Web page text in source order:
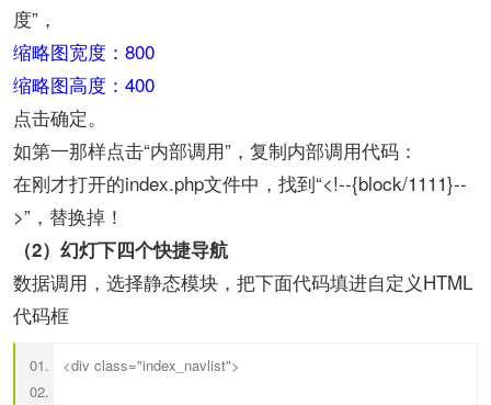
度”，
缩略图宽度：800
缩略图高度：400
点击确定。
如第一那样点击“内部调用”，复制内部调用代码：
在刚才打开的index.php文件中，找到“<!--{block/1111}--
>”，替换掉！
（2）幻灯下四个快捷导航
数据调用，选择静态模块，把下面代码填进自定义HTML
代码框
<div class="index_navlist">